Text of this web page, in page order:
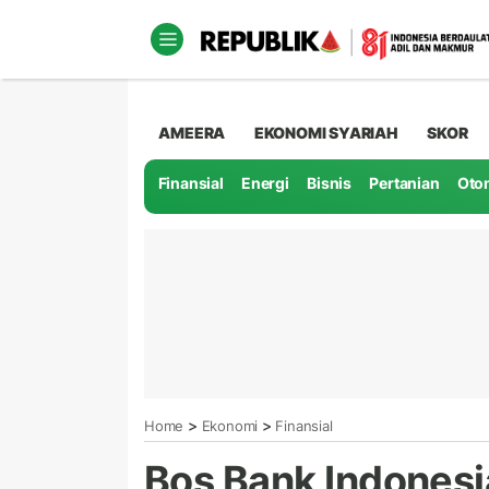
AMEERA EKONOMI SYARIAH SKOR
Finansial Energi Bisnis Pertanian
Home > Ekonomi > Finansial